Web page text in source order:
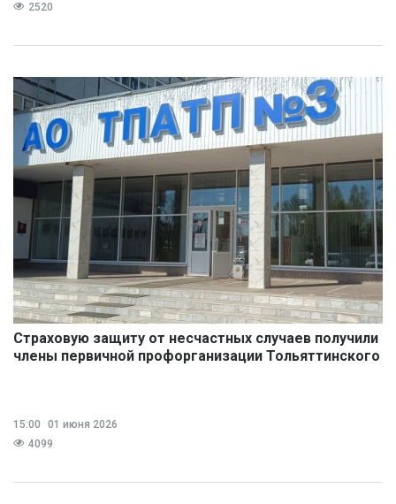
2520
Страховую защиту от несчастных случаев получили
члены первичной профорганизации Тольяттинского
15:00
01 июня 2026
4099